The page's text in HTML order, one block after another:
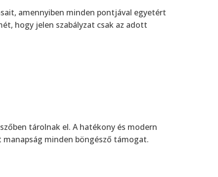
amennyiben minden pontjával egyetért
hogy jelen szabályzat csak az adott
tárolnak el. A hatékony és modern
minden böngésző támogat.